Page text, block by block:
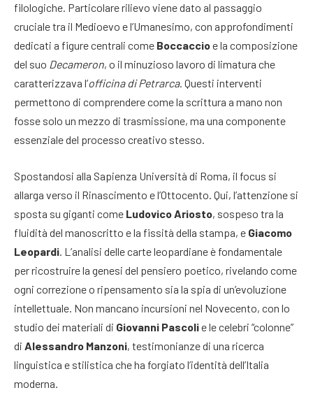
filologiche. Particolare rilievo viene dato al passaggio
cruciale tra il Medioevo e l’Umanesimo, con approfondimenti
dedicati a figure centrali come Boccaccioe la composizione
del suo Decameron, o il minuzioso lavoro di limatura che
caratterizzava l’officina di Petrarca. Questi interventi
permettono di comprendere come la scrittura a mano non
fosse solo un mezzo di trasmissione, ma una componente
essenziale del processo creativo stesso.
Spostandosi alla Sapienza Università di Roma, il focus si
allarga verso il Rinascimento e l’Ottocento. Qui, l’attenzione si
sposta su giganti come Ludovico Ariosto, sospeso tra la
fluidità del manoscritto e la fissità della stampa, e Giacomo
Leopardi . L’analisi delle carte leopardiane è fondamentale
per ricostruire la genesi del pensiero poetico, rivelando come
ogni correzione o ripensamento sia la spia di un’evoluzione
intellettuale. Non mancano incursioni nel Novecento, con lo
studio dei materiali di Giovanni Pascolie le celebri “colonne”
di Alessandro Manzoni, testimonianze di una ricerca
linguistica e stilistica che ha forgiato l’identità dell’Italia
moderna.